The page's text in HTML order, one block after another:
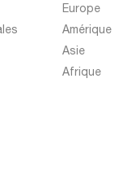
Europe
Amérique
Asie
Afrique